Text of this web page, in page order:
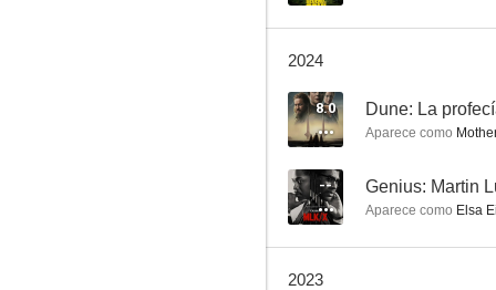
Hamnet
7.5
2024
8.0 Dune: La
Aparece como Mother
--
Aparece como Elsa
2023